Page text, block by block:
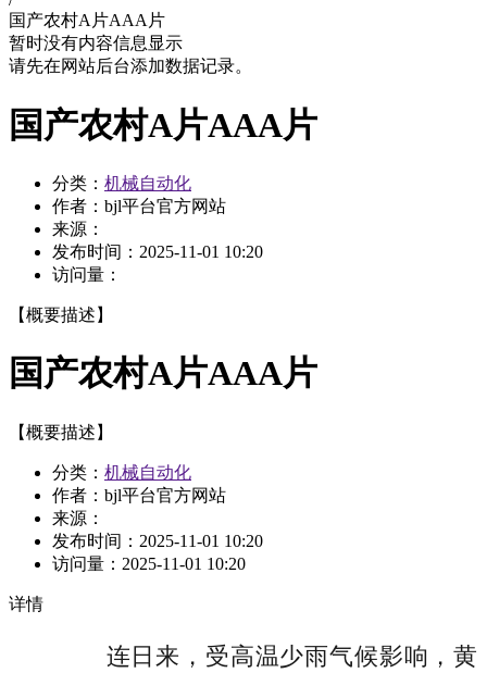
国产农村A片AAA片
暂时没有内容信息显示
请先在网站后台添加数据记录。
国产农村A片AAA片
分类： 机械自动化
作者：bjl平台官方网站
来源：
发布时间： 2025-11-01 10:20
访问量：
【概要描述】
国产农村A片AAA片
【概要描述】
分类： 机械自动化
作者：bjl平台官方网站
来源：
发布时间： 2025-11-01 10:20
访问量： 2025-11-01 10:20
详情
连日来，受高温少雨气候影响，黄